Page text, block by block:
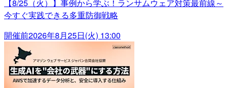
【8/25（火）】事例から学ぶ！ランサムウェア対策最前線～
今すぐ実践できる多重防御戦略
開催前2026年8月25日(火) 13:00